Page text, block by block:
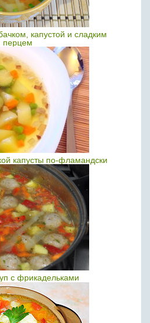
капустой и сладким
перцем
капусты по-фламандски
с фрикадельками